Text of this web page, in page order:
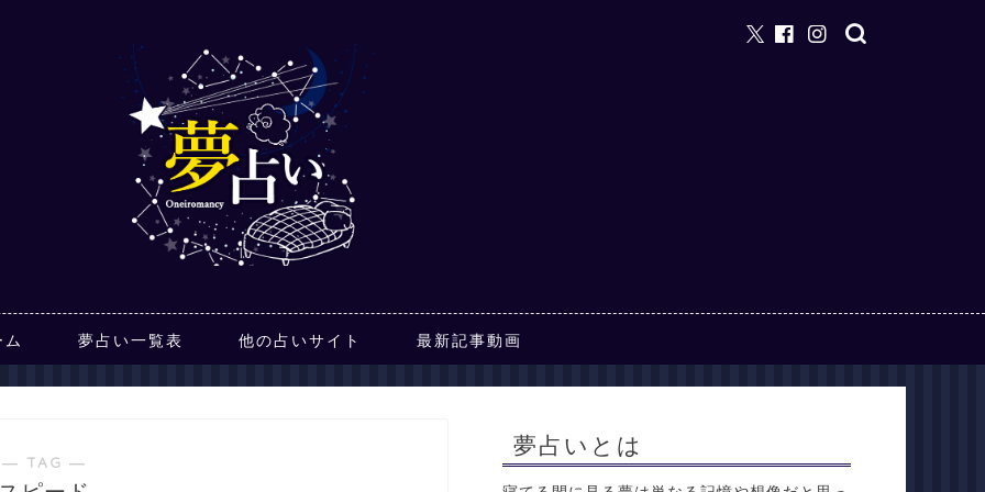
ム 夢占い一覧表 他の占いサイト 最新記事動画
― TAG ―
夢占いとは